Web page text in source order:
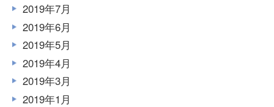
2019年7月
2019年6月
2019年5月
2019年4月
2019年3月
2019年1月